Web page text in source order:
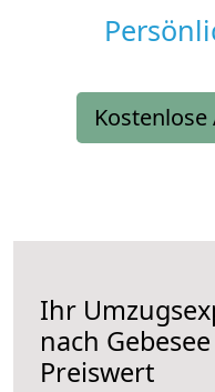
Ihr
nach Gebesee
Preiswert